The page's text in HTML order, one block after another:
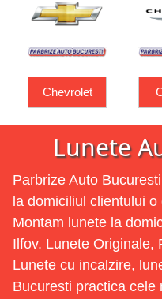
Chrysler
Lunete
Parbrize Auto
la domiciliul clientului
Montam lunete la
Ilfov. Lunete Originale,
Lunete cu incalzire,
Bucuresti practica cele